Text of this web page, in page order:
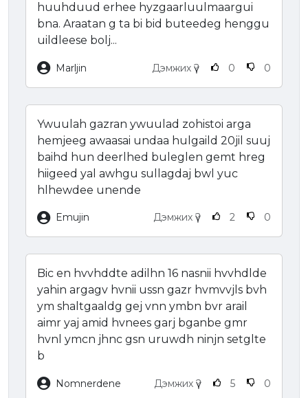
huuhduud erhee hyzgaarluulmaargui
bna. Araatan g ta bi bid buteedeg henggu
uildleese bolj...
Marljin Дэмжих үү? 0 0
Ywuulah gazran ywuulad zohistoi arga
hemjeeg awaasai undaa hulgaild 20jil suuj
baihd hun deerlhed buleglen gemt hreg
hiigeed yal awhgu sullagdaj bwl yuc
hlhewdee unende
Emujin Дэмжих үү? 2 0
Bic en hvvhddte adilhn 16 nasnii hvvhdlde
yahin argagv hvnii ussn gazr hvmvvjls bvh
ym shaltgaaldg gej vnn ymbn bvr arail
aimr yaj amid hvnees garj bganbe gmr
hvnl ymcn jhnc gsn uruwdh ninjn setglte
b
Nomnerdene Дэмжих үү? 5 0